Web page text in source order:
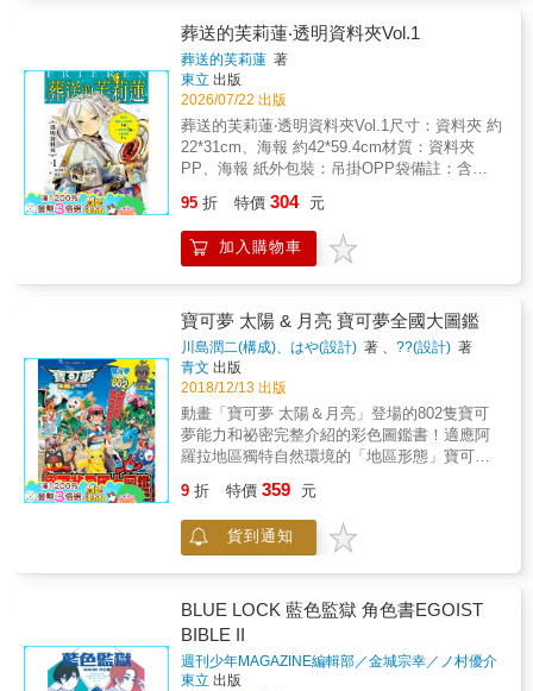
葬送的芙莉蓮‧透明資料夾Vol.1
葬送的芙莉蓮 著
東立 出版
2026/07/22 出版
葬送的芙莉蓮‧透明資料夾Vol.1尺寸：資料夾 約
22*31cm、海報 約42*59.4cm材質：資料夾
PP、海報 紙外包裝：吊掛OPP袋備註：含資
95 折 特價 304 元
加入購物車
寶可夢 太陽 & 月亮 寶可夢全國大圖鑑
川島潤二(構成)、はや(設計) 著 、??(設計) 著
青文 出版
2018/12/13 出版
動畫「寶可夢 太陽＆月亮」登場的802隻寶可
夢能力和祕密完整介紹的彩色圖鑑書！適應阿
羅拉地區獨特自然環境的「地區形態」寶可夢
子完全收錄！還有動畫「寶可夢 太陽＆月亮」
和「劇場版寶可夢 就決定是你了！」介紹！喜
歡寶可夢的你，必收藏的一本！ 本書特色 & ●
區形態（阿羅拉的樣子），連超級進化的寶可
夢都完整介紹！ ●究極異獸當然也有登場喔！
9 折 特價 359 元
貨到通知
BLUE LOCK 藍色監獄 角色書EGOIST
BIBLE II
週刊少年MAGAZINE編輯部／金城宗幸／ノ村優介
著
東立 出版